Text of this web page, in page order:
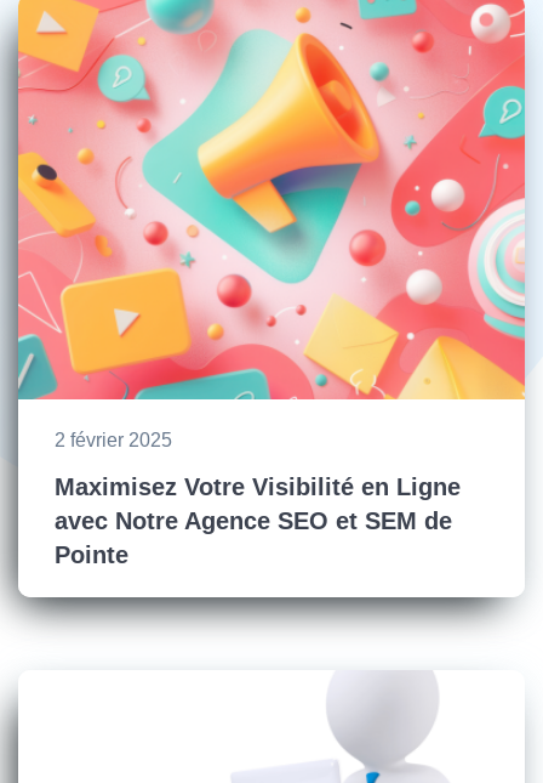
2 février 2025
Maximisez Votre Visibilité en Ligne
avec Notre Agence SEO et SEM de
Pointe